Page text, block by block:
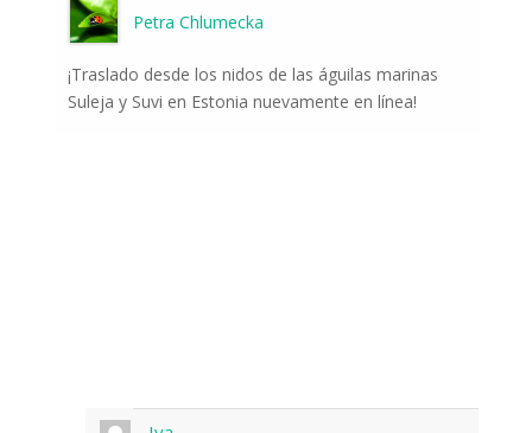
Petra Chlumecka
¡Traslado desde los nidos de las águilas marinas
Suleja y Suvi en Estonia nuevamente en línea!